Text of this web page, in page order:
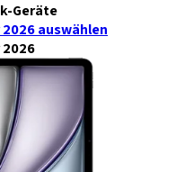
Geräte
2026auswählen
2026